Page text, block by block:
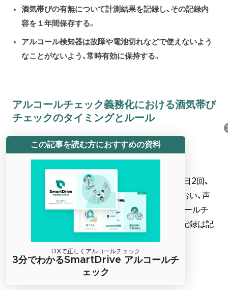
酒気帯びの有無について計測結果を記録し、その記録内
容を１年間保存する。
アルコール検知器は故障や電池切れなどで使えないよう
なことがないよう、常時有効に保持する。
アルコールチェック義務化における酒気帯び
チェックのタイミングとルール
アルコールチェックの方法（対面）
原則として、アルコールチェックは運転前後の1日2回、
対面で行います。ドライバーの顔色や呼気のにおい、声
の調子、応答の様子などを目視で確認し、アルコールチ
ェッカーを使用して計測を行います。これらの記録は記
アルコールチェックの方法（非対面）
この記事を読む方におすすめの資料
DXで正しくアルコールチェック
3分でわかるSmartDrive アルコールチ
ェック